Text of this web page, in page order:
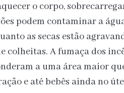
o corpo,
podem contaminar a
as secas estão
colheitas. A fumaça dos
a uma área maior
e até bebês ainda no